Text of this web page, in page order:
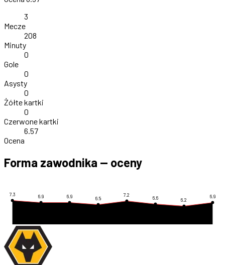
3
Mecze
208
Minuty
0
Gole
0
Asysty
0
Żółte kartki
0
Czerwone kartki
6.57
Ocena
Forma zawodnika — oceny
7.3 6.9 6.9 6.5
7.2
6.6 6.2
6.9